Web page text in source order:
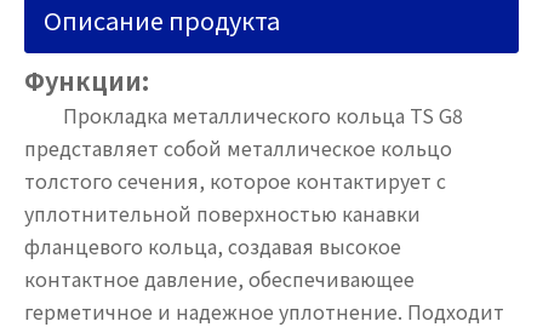
Описание продукта
Функции:
Прокладка металлического кольца TS G8
представляет собой металлическое кольцо
толстого сечения, которое контактирует с
уплотнительной поверхностью канавки
фланцевого кольца, создавая высокое
контактное давление, обеспечивающее
герметичное и надежное уплотнение. Подходит